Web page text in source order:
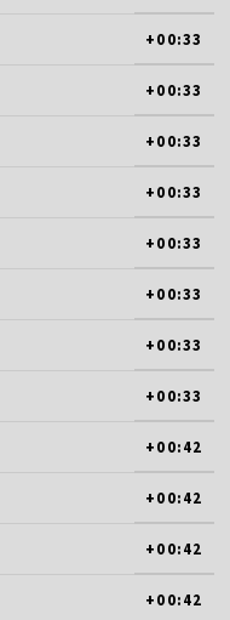
+00:33
+00:33
+00:33
+00:33
+00:33
+00:33
+00:33
+00:33
+00:42
+00:42
+00:42
+00:42